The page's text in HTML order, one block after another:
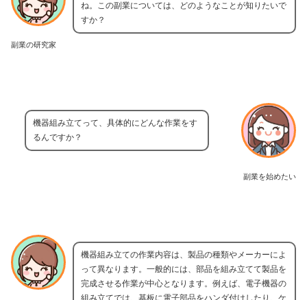
副業の研究家
ね。この副業については、どのようなことが知りたいで
すか？
副業を始めたい
機器組み立てって、具体的にどんな作業をす
るんですか？
機器組み立ての作業内容は、製品の種類やメーカーによ
って異なります。一般的には、部品を組み立てて製品を
完成させる作業が中心となります。例えば、電子機器の
組み立てでは、基板に電子部品をハンダ付けしたり、ケ